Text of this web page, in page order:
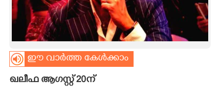
ART
ASTRO
CARTOONS
ഈ വാർത്ത കേൾക്കാം
ഖലീഫ ആഗസ്റ്റ് 20ന്